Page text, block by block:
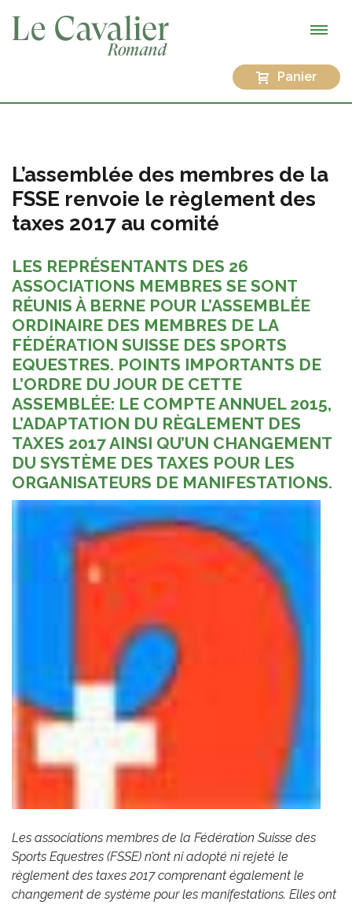
Panier
L’assemblée des membres de la
FSSE renvoie le règlement des
taxes 2017 au comité
LES REPRÉSENTANTS DES 26
ASSOCIATIONS MEMBRES SE SONT
RÉUNIS À BERNE POUR L’ASSEMBLÉE
ORDINAIRE DES MEMBRES DE LA
FÉDÉRATION SUISSE DES SPORTS
EQUESTRES. POINTS IMPORTANTS DE
L’ORDRE DU JOUR DE CETTE
ASSEMBLÉE: LE COMPTE ANNUEL 2015,
L’ADAPTATION DU RÈGLEMENT DES
TAXES 2017 AINSI QU’UN CHANGEMENT
DU SYSTÈME DES TAXES POUR LES
ORGANISATEURS DE MANIFESTATIONS.
Les associations membres de la Fédération Suisse des
Sports Equestres (FSSE) n’ont ni adopté ni rejeté le
règlement des taxes 2017 comprenant également le
changement de système pour les manifestations. Elles ont